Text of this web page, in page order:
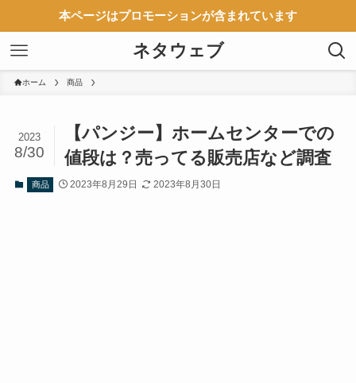
本ページはプロモーションが含まれています
ネタウェブ
ホーム 商品
【パンジー】ホームセンターでの
値段は？売ってる販売店など調査
2023
8/30
商品 2023年8月29日 2023年8月30日